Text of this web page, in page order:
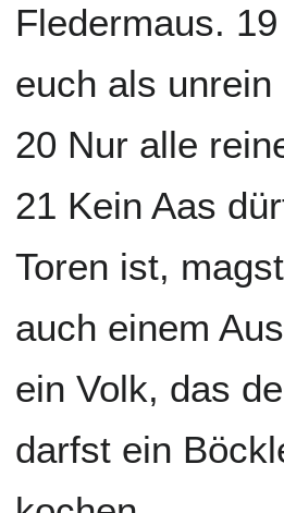
Fledermaus.
euch als
20 Nur alle
21 Kein Aas
Toren ist,
auch einem
ein Volk, das
darfst ein